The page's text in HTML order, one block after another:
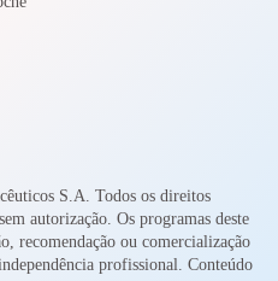
S.A. Todos os direitos
autorização. Os programas deste
recomendação ou comercialização
profissional. Conteúdo